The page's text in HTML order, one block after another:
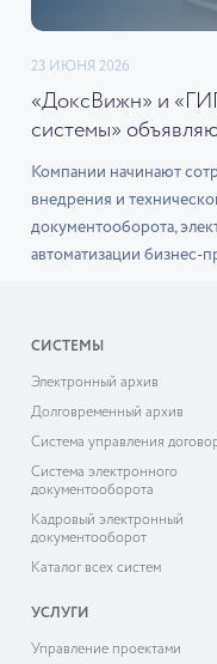
23 ИЮНЯ 2026
«ДоксВижн» и
системы»
Компании начинают
внедрения и
документооборота,
автоматизации бизнес-
СИСТЕМЫ
Электронный архив
Долговременный архив
Система управления
Система электронного
документооборота
Кадровый электронный
документооборот
Каталог всех систем
УСЛУГИ
Управление проектами